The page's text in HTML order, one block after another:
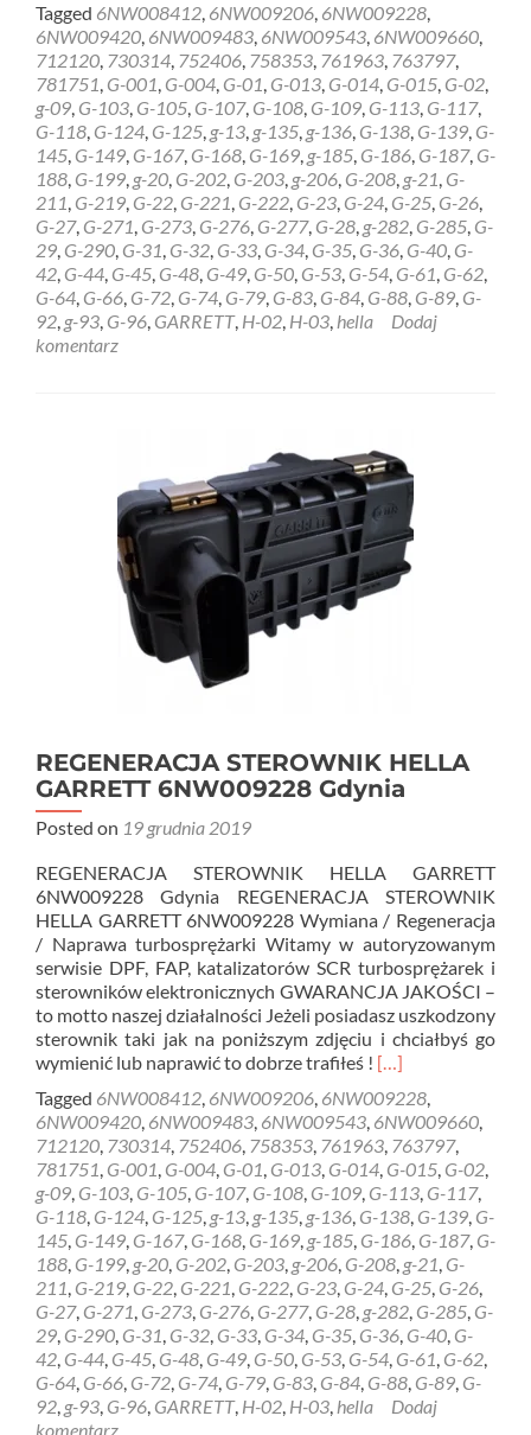
about
REGENERACJA
STEROWNIK
HELLA
GARRETT
6NW009228
Gdańsk
Tagged 6NW008412, 6NW009206, 6NW009228,
6NW009420, 6NW009483, 6NW009543, 6NW009660,
712120, 730314, 752406, 758353, 761963, 763797,
781751, G-001, G-004, G-01, G-013, G-014, G-015, G-02,
g-09, G-103, G-105, G-107, G-108, G-109, G-113, G-117,
G-118, G-124, G-125, g-13, g-135, g-136, G-138, G-139, G-
145, G-149, G-167, G-168, G-169, g-185, G-186, G-187, G-
188, G-199, g-20, G-202, G-203, g-206, G-208, g-21, G-
211, G-219, G-22, G-221, G-222, G-23, G-24, G-25, G-26,
G-27, G-271, G-273, G-276, G-277, G-28, g-282, G-285, G-
29, G-290, G-31, G-32, G-33, G-34, G-35, G-36, G-40, G-
42, G-44, G-45, G-48, G-49, G-50, G-53, G-54, G-61, G-62,
G-64, G-66, G-72, G-74, G-79, G-83, G-84, G-88, G-89, G-
92, g-93, G-96, GARRETT, H-02, H-03, hella
Dodaj
komentarz
REGENERACJA STEROWNIK HELLA
GARRETT 6NW009228 Gdynia
Posted on 19 grudnia 2019
REGENERACJA STEROWNIK HELLA GARRETT
6NW009228 Gdynia REGENERACJA STEROWNIK
HELLA GARRETT 6NW009228 Wymiana / Regeneracja
/ Naprawa turbosprężarki Witamy w autoryzowanym
serwisie DPF, FAP, katalizatorów SCR turbosprężarek i
sterowników elektronicznych GWARANCJA JAKOŚCI –
to motto naszej działalności Jeżeli posiadasz uszkodzony
sterownik taki jak na poniższym zdjęciu i chciałbyś go
wymienić lub naprawić to dobrze trafiłeś ! Read
about
REGENERACJA
STEROWNIK
HELLA
GARRETT
6NW009228
Gdynia
[…]
Tagged 6NW008412, 6NW009206, 6NW009228,
6NW009420, 6NW009483, 6NW009543, 6NW009660,
712120, 730314, 752406, 758353, 761963, 763797,
781751, G-001, G-004, G-01, G-013, G-014, G-015, G-02,
g-09, G-103, G-105, G-107, G-108, G-109, G-113, G-117,
G-118, G-124, G-125, g-13, g-135, g-136, G-138, G-139, G-
145, G-149, G-167, G-168, G-169, g-185, G-186, G-187, G-
188, G-199, g-20, G-202, G-203, g-206, G-208, g-21, G-
211, G-219, G-22, G-221, G-222, G-23, G-24, G-25, G-26,
G-27, G-271, G-273, G-276, G-277, G-28, g-282, G-285, G-
29, G-290, G-31, G-32, G-33, G-34, G-35, G-36, G-40, G-
42, G-44, G-45, G-48, G-49, G-50, G-53, G-54, G-61, G-62,
G-64, G-66, G-72, G-74, G-79, G-83, G-84, G-88, G-89, G-
92, g-93, G-96, GARRETT, H-02, H-03, hella
Dodaj
komentarz